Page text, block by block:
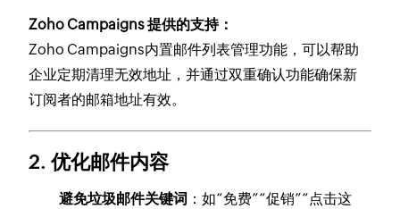
Zoho Campaigns 提供的支持：
Zoho Campaigns内置邮件列表管理功能，可以帮助
企业定期清理无效地址，并通过双重确认功能确保新
订阅者的邮箱地址有效。
2.优化邮件内容
避免垃圾邮件关键词 ：如“免费”“促销”“点击这